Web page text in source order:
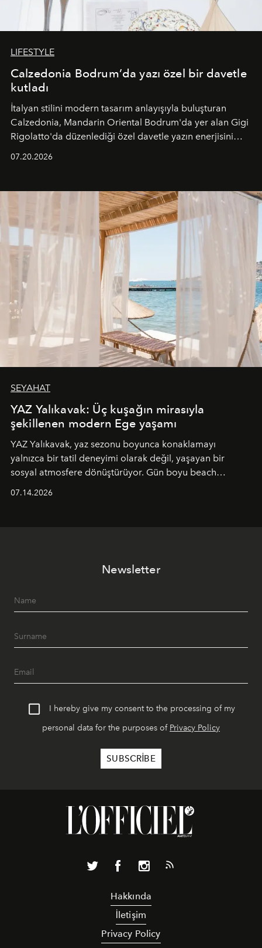
LIFESTYLE
Calzedonia Bodrum’da yazı özel bir davetle
kutladı
İtalyan stilini modern tasarım anlayışıyla buluşturan
Calzedonia, Mandarin Oriental Bodrum'da yer alan Gigi
Rigolatto'da düzenlediği özel davetle yazın enerjisini
07.20.2026
SEYAHAT
YAZ Yalıkavak: Üç kuşağın mirasıyla
şekillenen modern Ege yaşamı
YAZ Yalıkavak, yaz sezonu boyunca konaklamayı
yalnızca bir tatil deneyimi olarak değil, yaşayan bir
sosyal atmosfere dönüştürüyor. Gün boyu beach
geceye taşıyarak her hafta farklı bir deneyim sunuyor.
07.14.2026
Newsletter
I hereby give my consent to the processing of my
personal data for the purposes of Privacy Policy
Hakkında
İletişim
Privacy Policy